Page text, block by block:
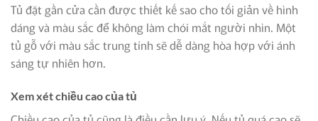
Tủ đặt gần cửa cần được thiết kế sao cho tối giản về hình
dáng và màu sắc để không làm chói mắt người nhìn. Một
tủ gỗ với màu sắc trung tính sẽ dễ dàng hòa hợp với ánh
sáng tự nhiên hơn.
Xem xét chiều cao của tủ